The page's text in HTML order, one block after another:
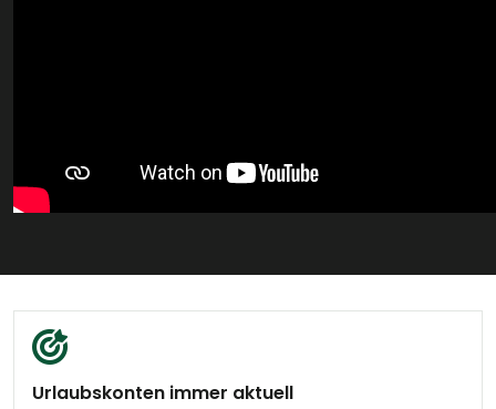
Urlaubskonten immer aktuell